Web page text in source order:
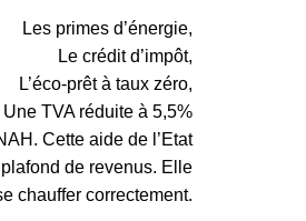
Les primes d’énergie,
Le crédit d’impôt,
L’éco-prêt à taux zéro,
Une TVA réduite à 5,5%
Cette aide de l’Etat
de revenus. Elle
chauffer correctement.